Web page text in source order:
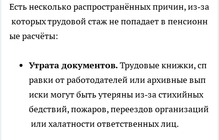
Есть несколько распространённых причин, из‑за
которых трудовой стаж не попадает в пенсионн
ые расчёты:
Утрата документов.Трудовые книжки, сп
равки от работодателей или архивные вып
иски могут быть утеряны из‑за стихийных
бедствий, пожаров, переездов организаций
или халатности ответственных лиц.